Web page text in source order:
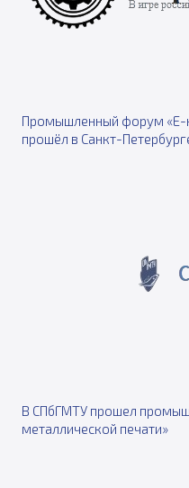
Промышленный форум «Е-
прошёл в Санкт-
В СПбГМТУ прошел
металлической печати»